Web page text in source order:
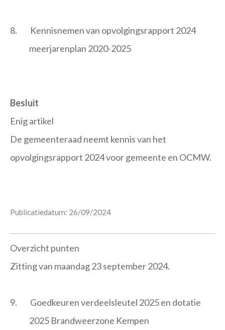
8.
Kennisnemen van opvolgingsrapport 2024
meerjarenplan 2020-2025
Besluit
Enig artikel
De gemeenteraad neemt kennis van het
opvolgingsrapport 2024 voor gemeente en OCMW.
Publicatiedatum: 26/09/2024
Overzicht punten
Zitting van maandag 23 september 2024.
9.
Goedkeuren verdeelsleutel 2025 en dotatie
2025 Brandweerzone Kempen